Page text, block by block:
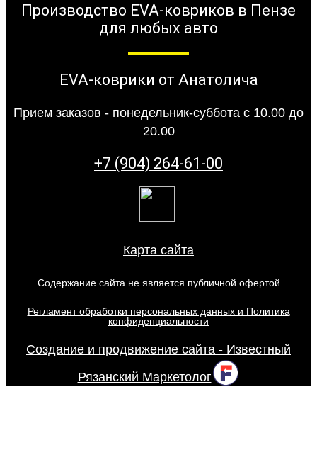
Производство EVA-ковриков в Пензе
для любых авто
EVA-коврики от Анатолича
Прием заказов - понедельник-суббота с 10.00 до
20.00
+7 (904) 264-61-00
Карта сайта
Содержание сайта не является публичной офертой
Регламент обработки персональных данных и Политика
конфиденциальности
Создание и продвижение сайта - Известный
Рязанский Маркетолог